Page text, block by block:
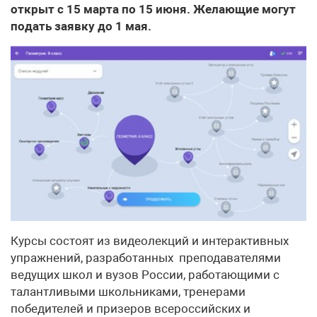
открыт с 15 марта по 15 июня. Желающие могут
подать заявку до 1 мая.
Курсы состоят из видеолекций и интерактивных
упражнений, разработанных преподавателями
ведущих школ и вузов России, работающими с
талантливыми школьниками, тренерами
победителей и призеров всероссийских и